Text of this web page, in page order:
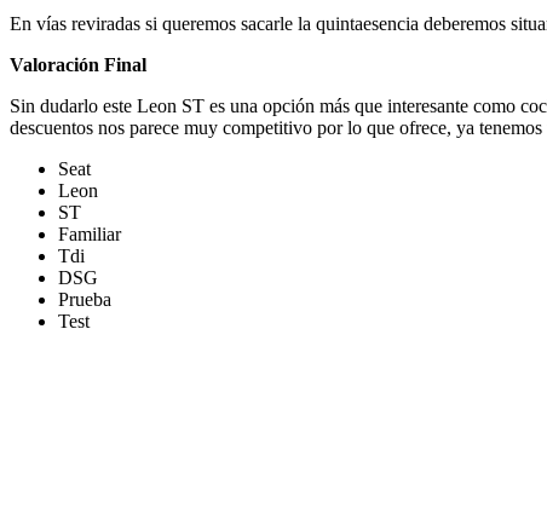
En vías reviradas si queremos sacarle la quintaesencia deberemos
Valoración Final
Sin dudarlo este Leon ST es una opción más que interesante como
descuentos nos parece muy competitivo por lo que ofrece, ya
Seat
Leon
ST
Familiar
Tdi
DSG
Prueba
Test